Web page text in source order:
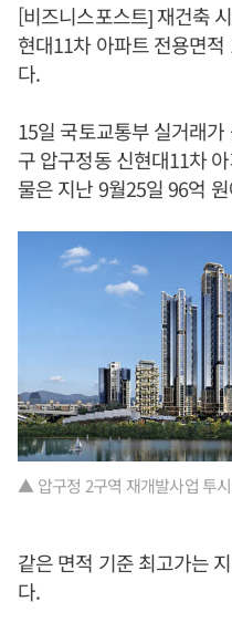
[비즈니스포스트] 재건축
현대11차 아파트 전용면
다.
15일 국토교통부 실거래
구 압구정동 신현대11차
물은 지난 9월25일 96억
▲ 압구정 2구역 재개발사업 투
같은 면적 기준 최고가는
다.